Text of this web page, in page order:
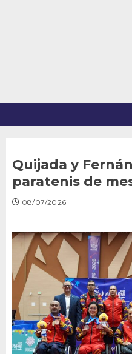
Quijada y
paratenis de
08/07/2026